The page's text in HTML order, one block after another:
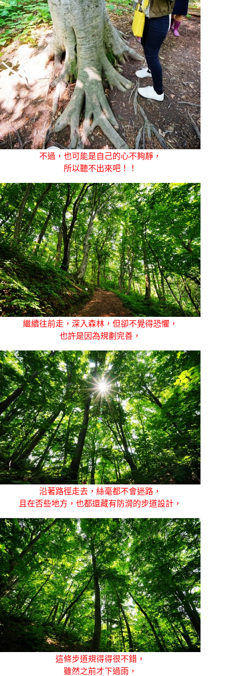
不過，也可能是自己的心不夠靜，
所以聽不出來吧！！
繼續往前走，深入森林，但卻不覺得恐懼，
也許是因為規劃完善，
沿著路徑走去，絲毫都不會迷路，
且在否些地方，也都還藏有防滑的步道設計，
這條步道規得得很不錯，
雖然之前才下過雨，